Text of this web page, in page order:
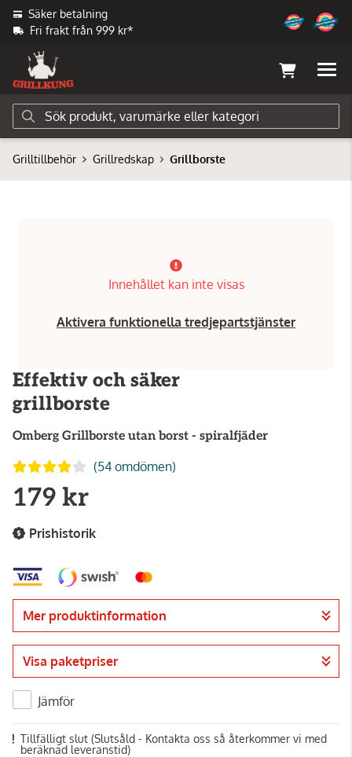
Säker betalning
Fri frakt från 999 kr*
Grilltillbehör Grillredskap Grillborste
Innehållet kan inte visas
Aktivera funktionella tredjepartstjänster
Effektiv och säker
grillborste
Omberg Grillborste utan borst - spiralfjäder
(54 omdömen)
179 kr
Prishistorik
Mer produktinformation
Visa paketpriser
Jämför
Tillfälligt slut (Slutsåld - Kontakta oss så återkommer vi med
beräknad leveranstid)